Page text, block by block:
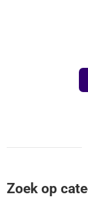
Zoek op